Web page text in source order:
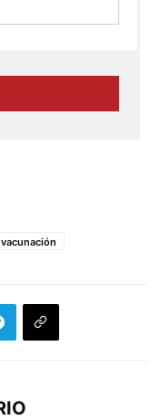
vacunación